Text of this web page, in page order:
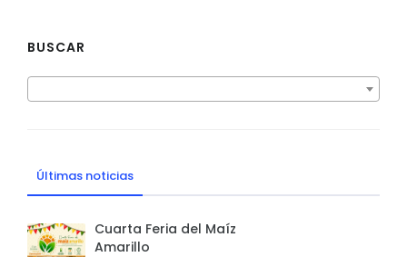
BUSCAR
Últimas noticias
Cuarta Feria del Maíz
Amarillo